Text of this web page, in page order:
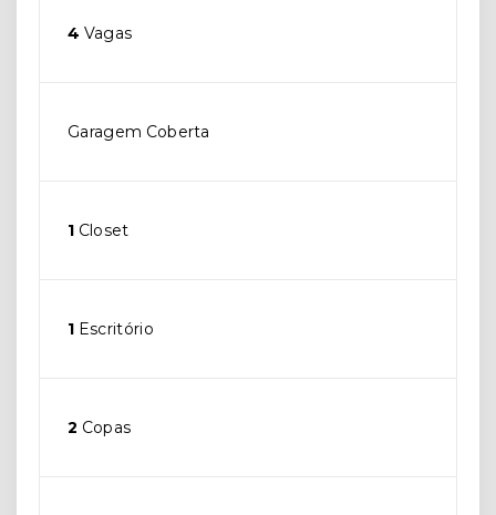
4 Vagas
Garagem Coberta
1 Closet
1 Escritório
2 Copas